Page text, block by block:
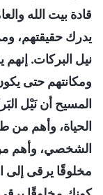
قادة بيت الله
يدرك حقيقتهم،
نيل البركات.
ومكانتهم حتى
المسيح أن نَيْل
الحياة، وأهم من
الشخصي، وأهم من
مخلوقًا يرقى إلى